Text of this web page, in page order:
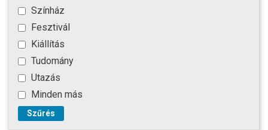
Színház
Fesztivál
Kiállítás
Tudomány
Utazás
Minden más
Szűrés